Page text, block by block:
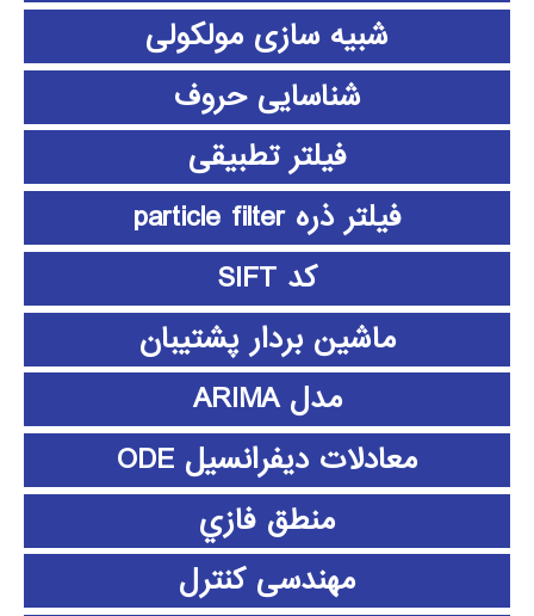
شبیه سازی مولکولی
شناسایی حروف
فیلتر تطبیقی
فیلتر ذره particle filter
کد SIFT
ماشین بردار پشتیبان
مدل ARIMA
معادلات دیفرانسیل ODE
منطق فازي
مهندسی کنترل